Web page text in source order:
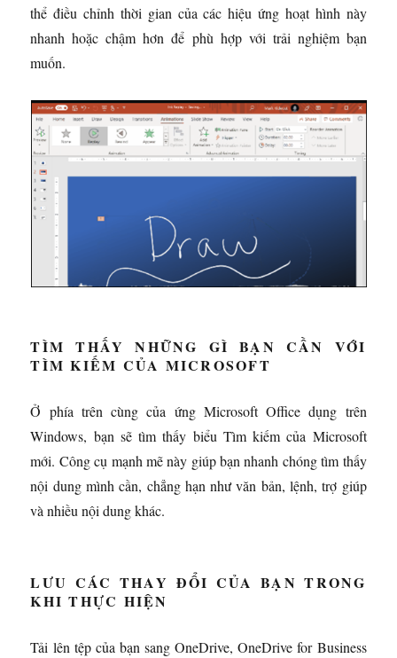
thể điều chỉnh thời gian của các hiệu ứng hoạt hình này
nhanh hoặc chậm hơn để phù hợp với trải nghiệm bạn
muốn.
TÌM THẤY NHỮNG GÌ BẠN CẦN VỚI
TÌM KIẾM CỦA MICROSOFT
Ở phía trên cùng của ứng Microsoft Office dụng trên
Windows, bạn sẽ tìm thấy biểu Tìm kiếm của Microsoft
mới. Công cụ mạnh mẽ này giúp bạn nhanh chóng tìm thấy
nội dung mình cần, chẳng hạn như văn bản, lệnh, trợ giúp
và nhiều nội dung khác.
LƯU CÁC THAY ĐỔI CỦA BẠN TRONG
KHI THỰC HIỆN
Tải lên tệp của bạn sang OneDrive, OneDrive for Business